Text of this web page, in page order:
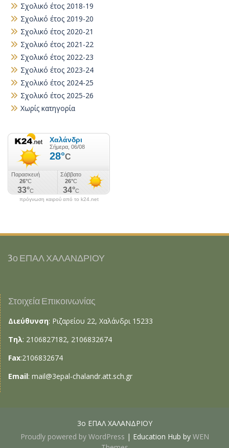
Σχολικό έτος 2018-19
Σχολικό έτος 2019-20
Σχολικό έτος 2020-21
Σχολικό έτος 2021-22
Σχολικό έτος 2022-23
Σχολικό έτος 2023-24
Σχολικό έτος 2024-25
Σχολικό έτος 2025-26
Χωρίς κατηγορία
πρόγνωση καιρού από το k24.net
3ο ΕΠΑΛ ΧΑΛΑΝΔΡΙΟΥ
Στοιχεία Επικοινωνίας
Διεύθυνση: Ριζαρείου 22, Χαλάνδρι 15233
Τηλ: 2106827182, 2106832674
Fax:2106832674
Email: mail@3epal-chalandr.att.sch.gr
3ο ΕΠΑΛ ΧΑΛΑΝΔΡΙΟΥ
Proudly powered by WordPress | Education Hub by WEN